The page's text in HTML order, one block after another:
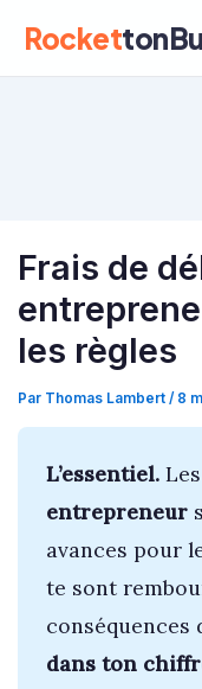
Rocket
Frais de
les règles
Par Thomas Lambert / 8
L’essentiel.Les
entrepreneur
avances pour
te sont
conséquences
dans ton